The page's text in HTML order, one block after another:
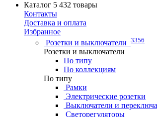
Каталог 5 432 товары
Контакты
Доставка и оплата
Избранное
Розетки и выключатели 3356
Розетки и выключатели
По типу
По коллекциям
По типу
Рамки
Электрические розетки
Выключатели и
Светорегуляторы